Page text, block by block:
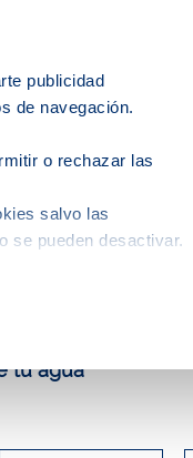
publicidad
de navegación.
o rechazar las
salvo las
se pueden desactivar.
Explora,
abordar els reptes de
tu agua